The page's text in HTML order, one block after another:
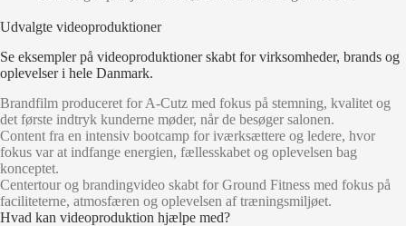
Udvalgte videoproduktioner
Se eksempler på videoproduktioner skabt for virksomheder, brands og
oplevelser i hele Danmark.
Brandfilm produceret for A-Cutz med fokus på stemning, kvalitet og
det første indtryk kunderne møder, når de besøger salonen.
Content fra en intensiv bootcamp for iværksættere og ledere, hvor
fokus var at indfange energien, fællesskabet og oplevelsen bag
konceptet.
Centertour og brandingvideo skabt for Ground Fitness med fokus på
faciliteterne, atmosfæren og oplevelsen af træningsmiljøet.
Hvad kan videoproduktion hjælpe med?